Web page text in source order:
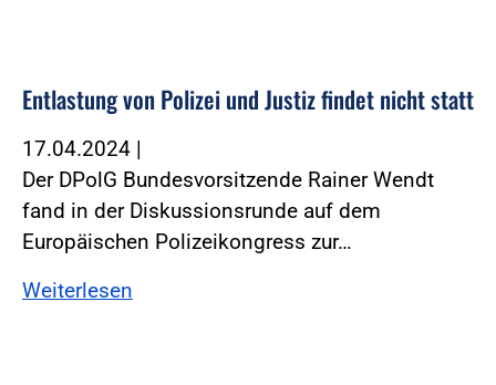
Entlastung von Polizei und Justiz findet nicht statt
17.04.2024 |
Der DPolG Bundesvorsitzende Rainer Wendt
fand in der Diskussionsrunde auf dem
Europäischen Polizeikongress zur…
Weiterlesen